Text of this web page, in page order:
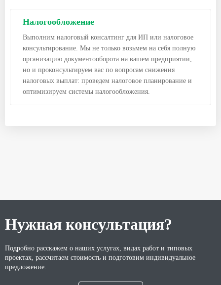
Налогообложение
Выполним налоговый консалтинг для ИП или налоговое
консультирование. Мы не только возьмем на себя полную
организацию документооборота на вашем предприятии,
но и проконсультируем вас по вопросам снижения
налоговых выплат: проведем налоговое планирование и
оптимизируем системы налогообложения.
Нужная консультация?
Подробно расскажем о наших услугах, видах работ и типовых
проектах, рассчитаем стоимость и подготовим индивидуальное
предложение.